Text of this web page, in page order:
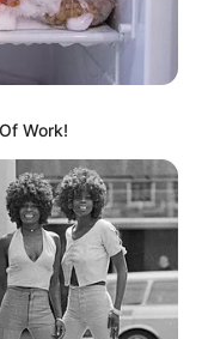
Work!